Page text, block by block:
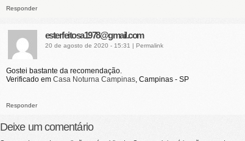
Responder
esterfeitosa1978@gmail.com
20 de agosto de 2020 - 15:31 | Permalink
Gostei bastante da recomendação.
Verificado em Casa Noturna Campinas , Campinas - SP
Responder
Deixe um comentário